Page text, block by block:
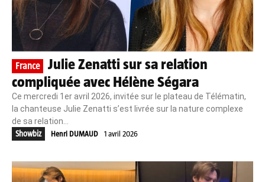
France
Julie Zenatti sur sa relation
compliquée avec Hélène Ségara
Ce mercredi 1er avril 2026, invitée sur le plateau de Télématin,
la chanteuse Julie Zenatti s’est livrée sur la nature complexe
de sa relation...
Showbiz
Henri DUMAUD 1 avril 2026